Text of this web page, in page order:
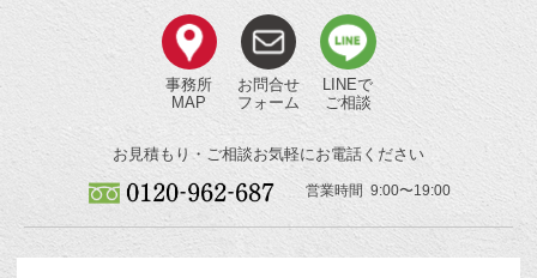
事務所
MAP
お問合せ
フォーム
LINEで
ご相談
お見積もり・ご相談お気軽にお電話ください
営業時間 9:00〜19:00